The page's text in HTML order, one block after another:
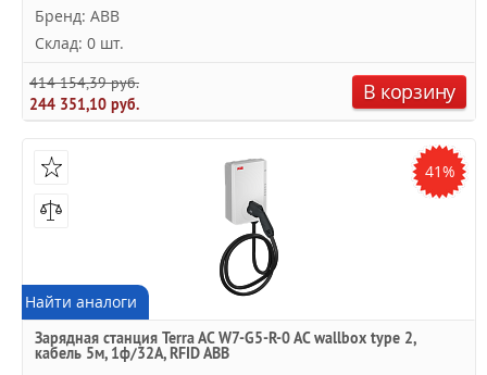
Бренд: ABB
Склад: 0 шт.
414 154,39 руб.
244 351,10 руб.
В корзину
41%
Найти аналоги
Зарядная станция Terra AC W7-G5-R-0 AC wallbox type 2,
кабель 5м, 1ф/32A, RFID ABB